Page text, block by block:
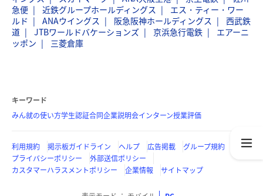
急便
近鉄グループホールディングス
エス・ティー・ワー
ルド
ANAウイングス 阪急阪神ホールディングス
西武鉄
道
JTBワールドバケーションズ 京浜急行電鉄
エアーニ
ッポン
三菱倉庫
キーワード
みん就の使い方学生認証合同企業説明会インターン授業評価
利用規約 掲示板ガイドライン ヘルプ 広告掲載
グループ規約
プライバシーポリシー
外部送信ポリシー
カスタマーハラスメントポリシー
企業情報 サイトマップ